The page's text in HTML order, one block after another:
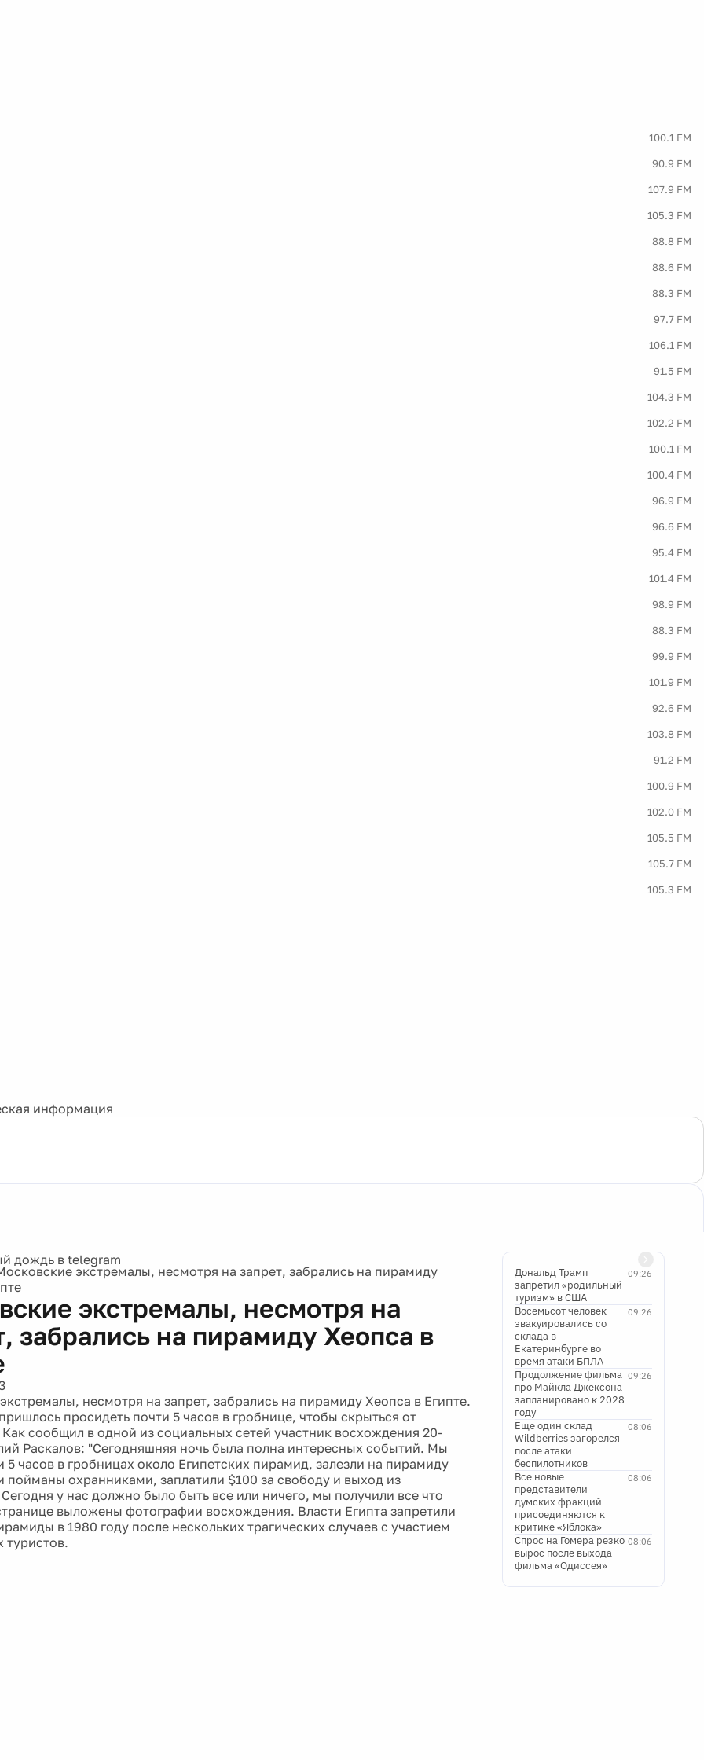
100.1 FM
90.9 FM
107.9 FM
105.3 FM
88.8 FM
88.6 FM
88.3 FM
97.7 FM
106.1 FM
91.5 FM
104.3 FM
102.2 FM
100.1 FM
100.4 FM
96.9 FM
96.6 FM
95.4 FM
101.4 FM
98.9 FM
88.3 FM
99.9 FM
101.9 FM
92.6 FM
103.8 FM
91.2 FM
100.9 FM
102.0 FM
105.5 FM
105.7 FM
105.3 FM
информация
экстремалы, несмотря на запрет, забрались на пирамиду
экстремалы, несмотря на
забрались на пирамиду Хеопса в
несмотря на запрет, забрались на пирамиду Хеопса в Египте.
просидеть почти 5 часов в гробнице, чтобы скрыться от
сообщил в одной из социальных сетей участник восхождения 20-
Раскалов: "Сегодняшняя ночь была полна интересных событий. Мы
5 часов в гробницах около Египетских пирамид, залезли на пирамиду
пойманы охранниками, заплатили $100 за свободу и выход из
у нас должно было быть все или ничего, мы получили все что
выложены фотографии восхождения. Власти Египта запретили
в 1980 году после нескольких трагических случаев с участием
туристов.
09:26
Дональд Трамп
запретил «родильный
туризм» в США
09:26
Восемьсот человек
эвакуировались со
склада в
Екатеринбурге во
время атаки БПЛА
09:26
Продолжение фильма
про Майкла Джексона
запланировано к 2028
году
08:06
Еще один склад
Wildberries загорелся
после атаки
беспилотников
08:06
Все новые
представители
думских фракций
присоединяются к
критике «Яблока»
08:06
Спрос на Гомера резко
вырос после выхода
фильма «Одиссея»